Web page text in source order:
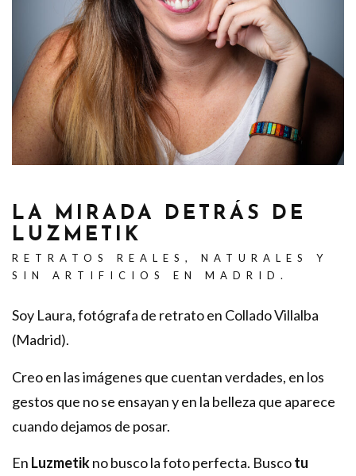
LA MIRADA DETRÁS DE
LUZMETIK
RETRATOS REALES, NATURALES Y
SIN ARTIFICIOS EN MADRID.
Soy Laura, fotógrafa de retrato en Collado Villalba
(Madrid).
Creo en las imágenes que cuentan verdades, en los
gestos que no se ensayan y en la belleza que aparece
cuando dejamos de posar.
En Luzmetikno busco la foto perfecta. Buscotu